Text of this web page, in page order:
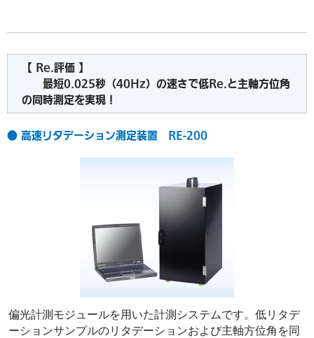
【 Re.評価 】
最短0.025秒（40Hz）の速さで低Re.と主軸方位角
の同時測定を実現！
● 高速リタデーション測定装置 RE-200
偏光計測モジュールを用いた計測システムです。低リタデ
ーションサンプルのリタデーションおよび主軸方位角を同